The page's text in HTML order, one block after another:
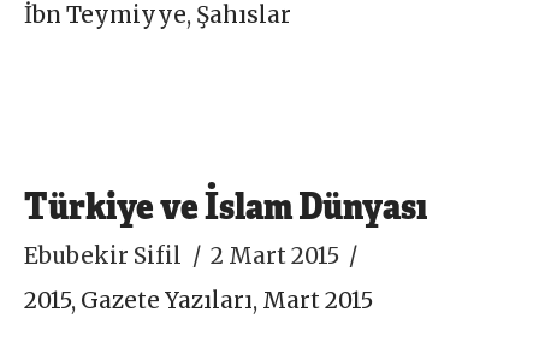
İbn Teymiyye, Şahıslar
Türkiye ve İslam Dünyası
Ebubekir Sifil
2 Mart 2015
2015, Gazete Yazıları, Mart 2015